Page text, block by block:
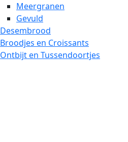
Meergranen
Gevuld
Desembrood
Broodjes en Croissants
Ontbijt en Tussendoortjes